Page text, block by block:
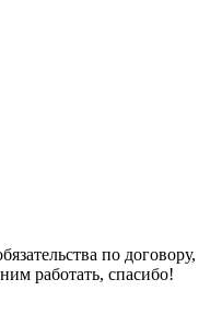
по договору,
работать, спасибо!